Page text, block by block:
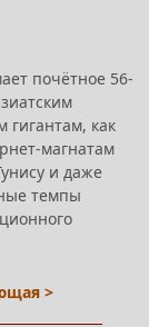
почётное 56-
как
магнатам
и даже
темпы
>